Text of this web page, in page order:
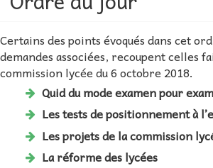
Certains des points évoqués dans cet
demandes associées, recoupent celles
commission lycée du 6 octobre 2018.
Quid du mode examen pour
Les tests de positionnement à
Les projets de la commission
La réforme des lycées